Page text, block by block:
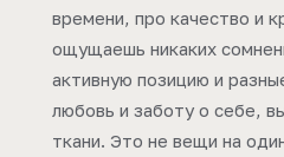
времени, про качество и
ощущаешь никаких
активную позицию и
любовь и заботу о себе,
ткани. Это не вещи на